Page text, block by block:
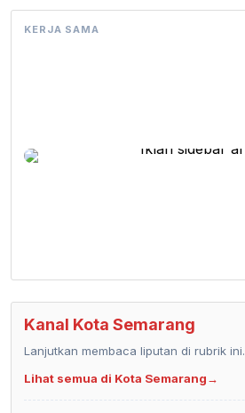
KERJA SAMA
Kanal Kota Semarang
Lanjutkan membaca liputan di rubrik ini.
Lihat semua di Kota Semarang→